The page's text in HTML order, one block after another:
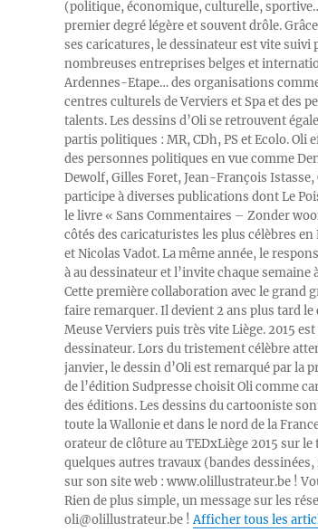
(politique, économique, culturelle,
premier degré légère et souvent drôle.
ses caricatures, le dessinateur est vite
nombreuses entreprises belges et
Ardennes-Etape… des organisations
centres culturels de Verviers et Spa et des
talents. Les dessins d’Oli se retrouvent
partis politiques : MR, CDh, PS et Ecolo.
des personnes politiques en vue comme
Dewolf, Gilles Foret, Jean-François
participe à diverses publications dont Le
le livre « Sans Commentaires – Zonder
côtés des caricaturistes les plus célèbres
et Nicolas Vadot. La même année, le
à au dessinateur et l’invite chaque
Cette première collaboration avec le grand
faire remarquer. Il devient 2 ans plus tard
Meuse Verviers puis très vite Liège. 2015
dessinateur. Lors du tristement célèbre
janvier, le dessin d’Oli est remarqué par la
de l’édition Sudpresse choisit Oli comme
des éditions. Les dessins du cartooniste
toute la Wallonie et dans le nord de la
orateur de clôture au TEDxLiège 2015 sur
quelques autres travaux (bandes
sur son site web : www.olillustrateur.be !
Rien de plus simple, un message sur les
oli@olillustrateur.be !Afficher tous les